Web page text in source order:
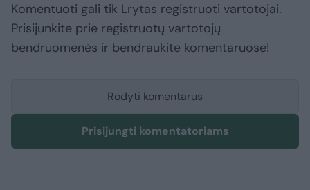
Komentuoti gali tik Lrytas registruoti vartotojai.
Prisijunkite prie registruotų vartotojų
bendruomenės ir bendraukite komentaruose!
Rodyti komentarus
Prisijungti komentatoriams